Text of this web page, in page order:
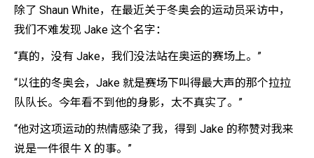
除了 Shaun White，在最近关于冬奥会的运动员采访中，
我们不难发现 Jake 这个名字：
“真的，没有 Jake，我们没法站在奥运的赛场上。”
“以往的冬奥会，Jake 就是赛场下叫得最大声的那个拉拉
队队长。今年看不到他的身影，太不真实了。”
“他对这项运动的热情感染了我，得到 Jake 的称赞对我来
说是一件很牛 X 的事。”